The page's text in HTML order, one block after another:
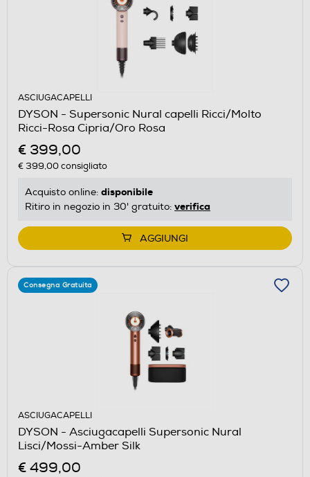
ASCIUGACAPELLI
DYSON - Supersonic Nural capelli Ricci/Molto
Ricci-Rosa Cipria/Oro Rosa
€ 399,00
€ 399,00consigliato
Acquisto online: disponibile
Ritiro in negozio in 30' gratuito: verifica
AGGIUNGI
Consegna Gratuita
ASCIUGACAPELLI
DYSON - Asciugacapelli Supersonic Nural
Lisci/Mossi-Amber Silk
€ 499,00